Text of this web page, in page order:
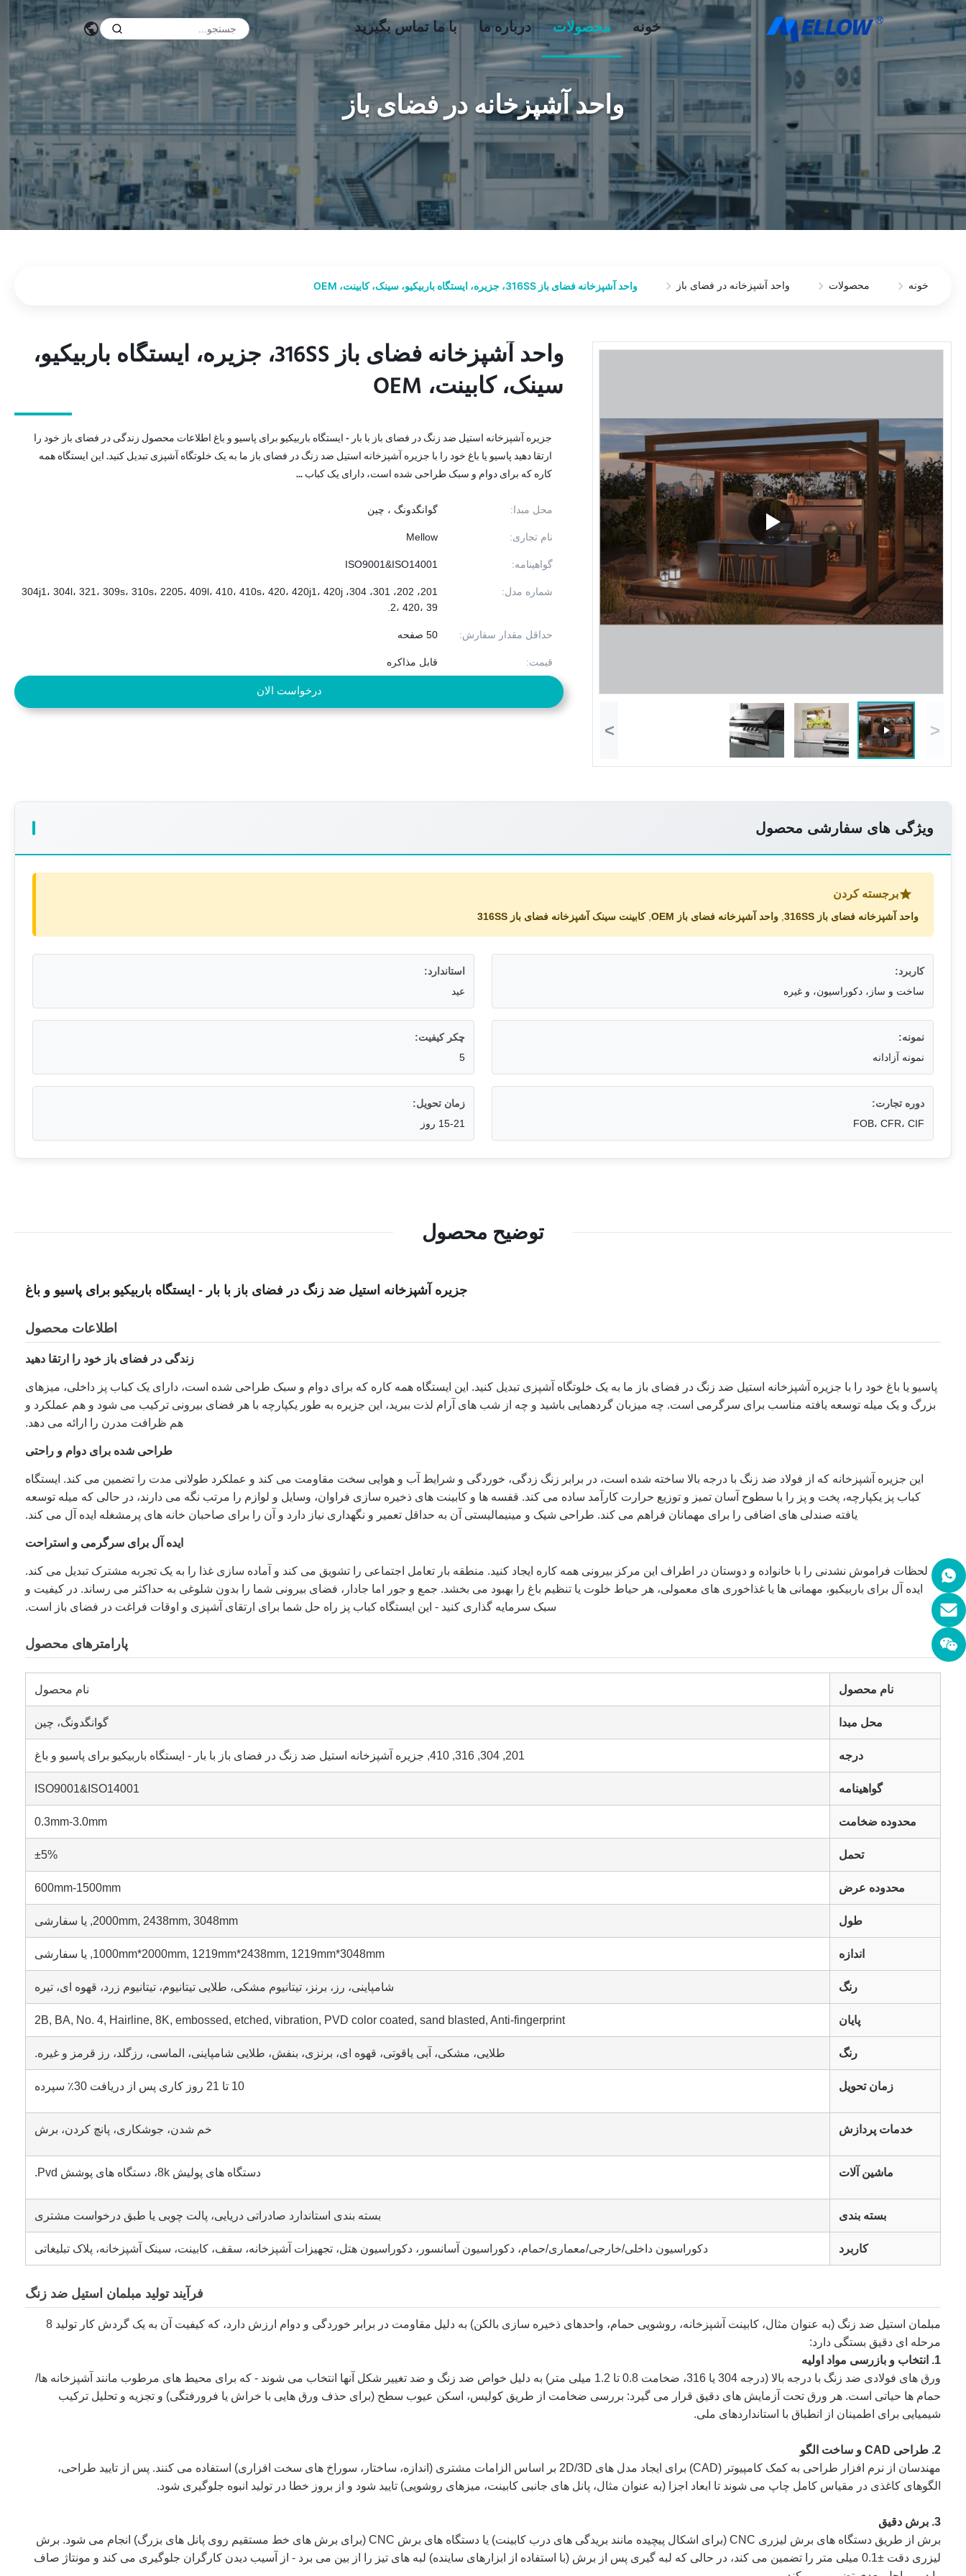
خونه محصولات درباره ما با ما تماس بگیرید
واحد آشپزخانه در فضای باز
خونه محصولات واحد آشپزخانه در فضای باز واحد آشپزخانه فضای باز 316SS، جزیره، ایستگاه باربیکیو، سینک، کابینت، OEM
<
>
واحد آشپزخانه فضای باز 316SS، جزیره، ایستگاه باربیکیو،
سینک، کابینت، OEM
واحد آشپزخانه فضای باز 316SS، جزیره، ایستگاه باربیکیو،
سینک، کابینت، OEM
جزیره آشپزخانه استیل ضد زنگ در فضای باز با بار - ایستگاه باربیکیو برای پاسیو و باغ اطلاعات محصول زندگی در فضای باز خود را
ارتقا دهید پاسیو یا باغ خود را با جزیره آشپزخانه استیل ضد زنگ در فضای باز ما به یک خلوتگاه آشپزی تبدیل کنید. این ایستگاه همه
کاره که برای دوام و سبک طراحی شده است، دارای یک کباب ...
محل مبدا: گوانگدونگ ، چین
نام تجاری: Mellow
گواهینامه: ISO9001&ISO14001
شماره مدل:
201، 202، 301، 304، 304j1، 304l، 321، 309s، 310s، 2205، 409l، 410، 410s، 420، 420j1، 420j
2، 420، 39.
حداقل مقدار سفارش: 50 صفحه
قیمت: قابل مذاکره
درخواست الان
ویژگی های سفارشی محصول
برجسته کردن
واحد آشپزخانه فضای باز 316SS واحد آشپزخانه فضای باز OEM ,کابینت سینک آشپزخانه فضای باز 316SS
کاربرد:
ساخت و ساز، دکوراسیون، و غیره
استاندارد:
عید
نمونه:
نمونه آزادانه
چکر کیفیت:
5
دوره تجارت:
FOB، CFR، CIF
زمان تحویل:
15-21 روز
توضیح محصول
جزیره آشپزخانه استیل ضد زنگ در فضای باز با بار - ایستگاه باربیکیو برای پاسیو و باغ
اطلاعات محصول
زندگی در فضای باز خود را ارتقا دهید
پاسیو یا باغ خود را با جزیره آشپزخانه استیل ضد زنگ در فضای باز ما به یک خلوتگاه آشپزی تبدیل کنید. این ایستگاه همه کاره که برای دوام و سبک طراحی شده است، دارای یک کباب پز داخلی، میزهای
بزرگ و یک میله توسعه یافته مناسب برای سرگرمی است. چه میزبان گردهمایی باشید و چه از شب های آرام لذت ببرید، این جزیره به طور یکپارچه با هر فضای بیرونی ترکیب می شود و هم عملکرد و
هم ظرافت مدرن را ارائه می دهد.
طراحی شده برای دوام و راحتی
این جزیره آشپزخانه که از فولاد ضد زنگ با درجه بالا ساخته شده است، در برابر زنگ زدگی، خوردگی و شرایط آب و هوایی سخت مقاومت می کند و عملکرد طولانی مدت را تضمین می کند. ایستگاه
کباب پز یکپارچه، پخت و پز را با سطوح آسان تمیز و توزیع حرارت کارآمد ساده می کند. قفسه ها و کابینت های ذخیره سازی فراوان، وسایل و لوازم را مرتب نگه می دارند، در حالی که میله توسعه
یافته صندلی های اضافی را برای مهمانان فراهم می کند. طراحی شیک و مینیمالیستی آن به حداقل تعمیر و نگهداری نیاز دارد و آن را برای صاحبان خانه های پرمشغله ایده آل می کند.
ایده آل برای سرگرمی و استراحت
لحظات فراموش نشدنی را با خانواده و دوستان در اطراف این مرکز بیرونی همه کاره ایجاد کنید. منطقه بار تعامل اجتماعی را تشویق می کند و آماده سازی غذا را به یک تجربه مشترک تبدیل می کند.
ایده آل برای باربیکیو، مهمانی ها یا غذاخوری های معمولی، هر حیاط خلوت یا تنظیم باغ را بهبود می بخشد. جمع و جور اما جادار، فضای بیرونی شما را بدون شلوغی به حداکثر می رساند. در کیفیت و
سبک سرمایه گذاری کنید - این ایستگاه کباب پز راه حل شما برای ارتقای آشپزی و اوقات فراغت در فضای باز است.
پارامترهای محصول
نام محصول نام محصول
محل مبدا گوانگدونگ، چین
درجه 201, 304, 316, 410, جزیره آشپزخانه استیل ضد زنگ در فضای باز با بار - ایستگاه باربیکیو برای پاسیو و باغ
گواهینامه ISO9001&ISO14001
محدوده ضخامت 0.3mm-3.0mm
تحمل ±5%
محدوده عرض 600mm-1500mm
طول 2000mm, 2438mm, 3048mm, یا سفارشی
اندازه 1000mm*2000mm, 1219mm*2438mm, 1219mm*3048mm, یا سفارشی
رنگ شامپاینی، رز، برنز، تیتانیوم مشکی، طلایی تیتانیوم، تیتانیوم زرد، قهوه ای، تیره
پایان 2B, BA, No. 4, Hairline, 8K, embossed, etched, vibration, PVD color coated, sand blasted, Anti-fingerprint
رنگ طلایی، مشکی، آبی یاقوتی، قهوه ای، برنزی، بنفش، طلایی شامپاینی، الماسی، رزگلد، رز قرمز و غیره.
زمان تحویل 10 تا 21 روز کاری پس از دریافت 30٪ سپرده
خدمات پردازش خم شدن، جوشکاری، پانچ کردن، برش
ماشین آلات دستگاه های پولیش 8k، دستگاه های پوشش Pvd.
بسته بندی بسته بندی استاندارد صادراتی دریایی، پالت چوبی یا طبق درخواست مشتری
کاربرد دکوراسیون داخلی/خارجی/معماری/حمام، دکوراسیون آسانسور، دکوراسیون هتل، تجهیزات آشپزخانه، سقف، کابینت، سینک آشپزخانه، پلاک تبلیغاتی
فرآیند تولید مبلمان استیل ضد زنگ
مبلمان استیل ضد زنگ (به عنوان مثال، کابینت آشپزخانه، روشویی حمام، واحدهای ذخیره سازی بالکن) به دلیل مقاومت در برابر خوردگی و دوام ارزش دارد، که کیفیت آن به یک گردش کار تولید 8
مرحله ای دقیق بستگی دارد:
1. انتخاب و بازرسی مواد اولیه
ورق های فولادی ضد زنگ با درجه بالا (درجه 304 یا 316، ضخامت 0.8 تا 1.2 میلی متر) به دلیل خواص ضد زنگ و ضد تغییر شکل آنها انتخاب می شوند - که برای محیط های مرطوب مانند آشپزخانه ها/
حمام ها حیاتی است. هر ورق تحت آزمایش های دقیق قرار می گیرد: بررسی ضخامت از طریق کولیس، اسکن عیوب سطح (برای حذف ورق هایی با خراش یا فرورفتگی) و تجزیه و تحلیل ترکیب
شیمیایی برای اطمینان از انطباق با استانداردهای ملی.
2. طراحی CAD و ساخت الگو
مهندسان از نرم افزار طراحی به کمک کامپیوتر (CAD) برای ایجاد مدل های 2D/3D بر اساس الزامات مشتری (اندازه، ساختار، سوراخ های سخت افزاری) استفاده می کنند. پس از تایید طراحی،
الگوهای کاغذی در مقیاس کامل چاپ می شوند تا ابعاد اجزا (به عنوان مثال، پانل های جانبی کابینت، میزهای روشویی) تایید شود و از بروز خطا در تولید انبوه جلوگیری شود.
3. برش دقیق
برش از طریق دستگاه های برش لیزری CNC (برای اشکال پیچیده مانند بریدگی های درب کابینت) یا دستگاه های برش CNC (برای برش های خط مستقیم روی پانل های بزرگ) انجام می شود. برش
لیزری دقت ±0.1 میلی متر را تضمین می کند، در حالی که لبه گیری پس از برش (با استفاده از ابزارهای ساینده) لبه های تیز را از بین می برد - از آسیب دیدن کارگران جلوگیری می کند و مونتاژ صاف